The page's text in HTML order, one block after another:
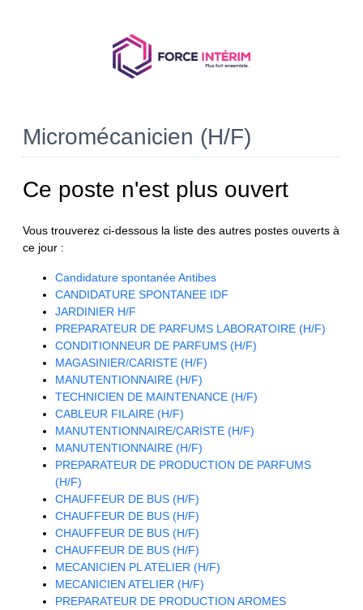
Micromécanicien (H/F)
Ce poste n'est plus ouvert
Vous trouverez ci-dessous la liste des autres postes ouverts à
ce jour :
Candidature spontanée Antibes
CANDIDATURE SPONTANEE IDF
JARDINIER H/F
PREPARATEUR DE PARFUMS LABORATOIRE (H/F)
CONDITIONNEUR DE PARFUMS (H/F)
MAGASINIER/CARISTE (H/F)
MANUTENTIONNAIRE (H/F)
TECHNICIEN DE MAINTENANCE (H/F)
CABLEUR FILAIRE (H/F)
MANUTENTIONNAIRE/CARISTE (H/F)
MANUTENTIONNAIRE (H/F)
PREPARATEUR DE PRODUCTION DE PARFUMS
(H/F)
CHAUFFEUR DE BUS (H/F)
CHAUFFEUR DE BUS (H/F)
CHAUFFEUR DE BUS (H/F)
CHAUFFEUR DE BUS (H/F)
MECANICIEN PL ATELIER (H/F)
MECANICIEN ATELIER (H/F)
PREPARATEUR DE PRODUCTION AROMES